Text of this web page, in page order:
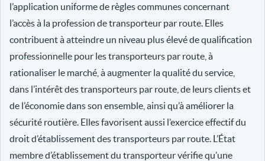
l’application uniforme de règles communes concernant
l’accès à la profession de transporteur par route. Elles
contribuent à atteindre un niveau plus élevé de qualification
professionnelle pour les transporteurs par route, à
rationaliser le marché, à augmenter la qualité du service,
dans l’intérêt des transporteurs par route, de leurs clients et
de l’économie dans son ensemble, ainsi qu’à améliorer la
sécurité routière. Elles favorisent aussi l’exercice effectif du
droit d’établissement des transporteurs par route. L’État
membre d’établissement du transporteur vérifie qu’une